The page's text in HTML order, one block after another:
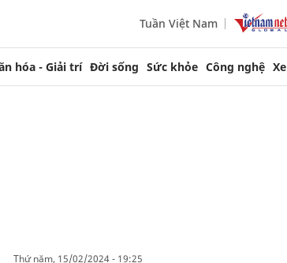
Tuần Việt Nam
hóa - Giải trí Đời sống Sức khỏe Công nghệ Xe
thứ năm, 15/02/2024 - 19:25